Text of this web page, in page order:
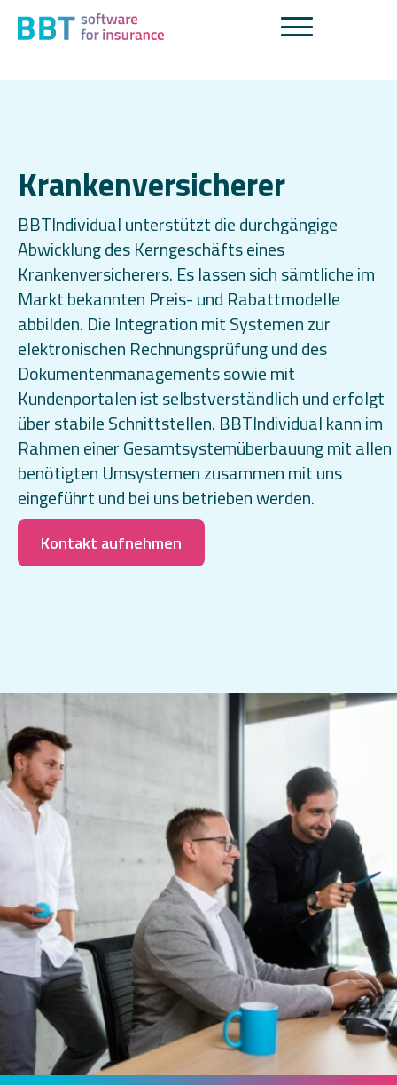
Krankenversicherer
BBTIndividual unterstützt die durchgängige
Abwicklung des Kerngeschäfts eines
Krankenversicherers. Es lassen sich sämtliche im
Markt bekannten Preis- und Rabattmodelle
abbilden. Die Integration mit Systemen zur
elektronischen Rechnungsprüfung und des
Dokumentenmanagements sowie mit
Kundenportalen ist selbstverständlich und erfolgt
über stabile Schnittstellen. BBTIndividual kann im
Rahmen einer Gesamtsystemüberbauung mit allen
benötigten Umsystemen zusammen mit uns
eingeführt und bei uns betrieben werden.
Kontakt aufnehmen